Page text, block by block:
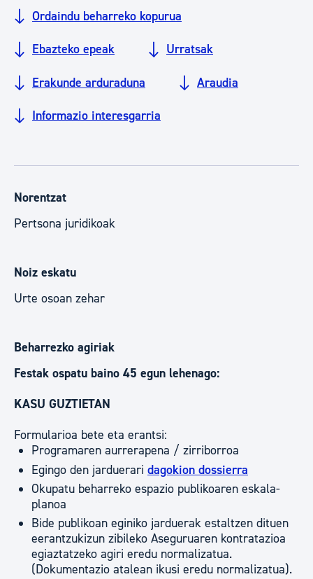
Ordaindu beharreko kopurua
Ebazteko epeak Urratsak
Erakunde arduraduna Araudia
Informazio interesgarria
Norentzat
Pertsona juridikoak
Noiz eskatu
Urte osoan zehar
Beharrezko agiriak
Festak ospatu baino 45 egun lehenago:
KASU GUZTIETAN
Formularioa bete eta erantsi:
Programaren aurrerapena / zirriborroa
Egingo den jarduerari dagokion dossierra
Okupatu beharreko espazio publikoaren eskala-
planoa
Bide publikoan eginiko jarduerak estaltzen dituen
eerantzukizun zibileko Aseguruaren kontratazioa
egiaztatzeko agiri eredu normalizatua.
(Dokumentazio atalean ikusi eredu normalizatua).